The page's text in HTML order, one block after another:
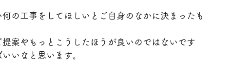
の工事をしてほしいとご自身のなかに決まったも
案やもっとこうしたほうが良いのではないです
いなと思います。